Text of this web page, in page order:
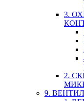
3.
2.
9.